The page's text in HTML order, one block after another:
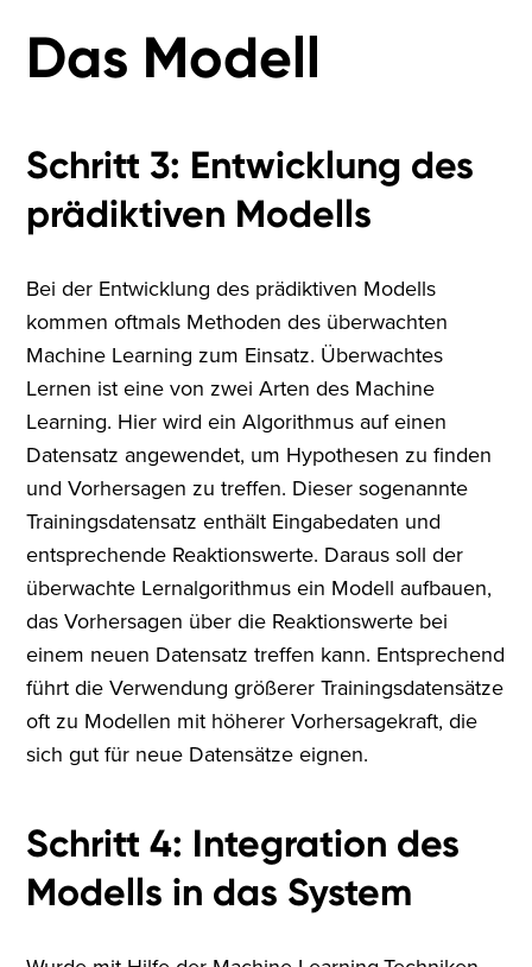
Das Modell
Schritt 3: Entwicklung des
prädiktiven Modells
Bei der Entwicklung des prädiktiven Modells
kommen oftmals Methoden des überwachten
Machine Learning zum Einsatz. Überwachtes
Lernen ist eine von zwei Arten des Machine
Learning. Hier wird ein Algorithmus auf einen
Datensatz angewendet, um Hypothesen zu finden
und Vorhersagen zu treffen. Dieser sogenannte
Trainingsdatensatz enthält Eingabedaten und
entsprechende Reaktionswerte. Daraus soll der
überwachte Lernalgorithmus ein Modell aufbauen,
das Vorhersagen über die Reaktionswerte bei
einem neuen Datensatz treffen kann. Entsprechend
führt die Verwendung größerer Trainingsdatensätze
oft zu Modellen mit höherer Vorhersagekraft, die
sich gut für neue Datensätze eignen.
Schritt 4: Integration des
Modells in das System